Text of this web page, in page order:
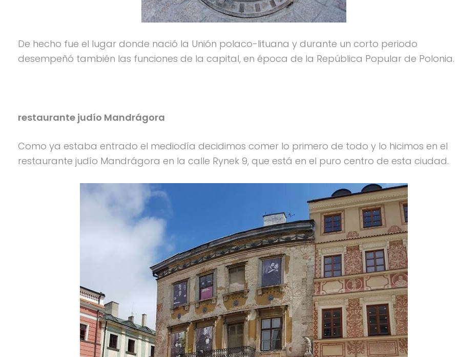
De hecho fue el lugar donde nació la Unión polaco-lituana y durante un corto periodo
desempeñó también las funciones de la capital, en época de la República Popular de Polonia.
restaurante judío Mandrágora
Como ya estaba entrado el mediodía decidimos comer lo primero de todo y lo hicimos en el
restaurante judío Mandrágora en la calle Rynek 9, que está en el puro centro de esta ciudad.